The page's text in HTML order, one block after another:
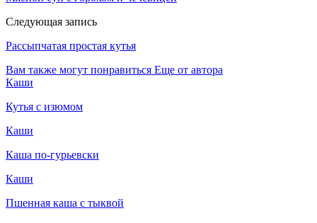
Следующая запись
Рассыпчатая простая кутья
Вам также могут понравиться Еще от автора
Каши
Кутья с изюмом
Каши
Каша по-гурьевски
Каши
Пшенная каша с тыквой